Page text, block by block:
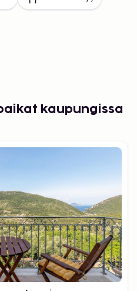
kaupungissa